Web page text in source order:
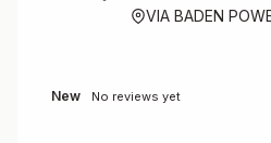
VIA BADEN
New No reviews yet